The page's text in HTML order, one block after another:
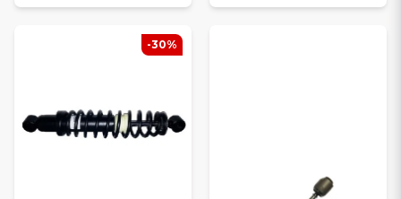
-30%